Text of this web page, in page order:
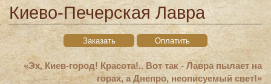
Киево-Печерская Лавра
Заказать Оплатить
«Эх, Киев-город! Красота!.. Вот так - Лавра пылает на
горах, а Днепро, неописуемый свет!»